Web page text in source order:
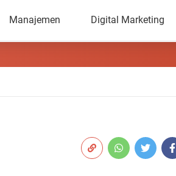
Manajemen Digital Marketing